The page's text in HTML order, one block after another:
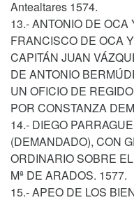
Antealtares 1574.
13.- ANTONIO DE
FRANCISCO DE OCA
CAPITÁN JUAN
DE ANTONIO
UN OFICIO DE
POR CONSTANZA
14.- DIEGO
(DEMANDADO), CON
ORDINARIO SOBRE
Mª DE ARADOS. 1577.
15.- APEO DE LOS